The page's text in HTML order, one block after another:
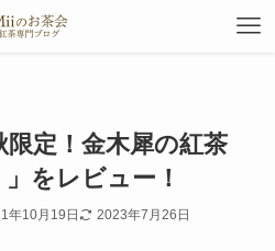
定！金木犀の紅茶
」をレビュー！
年10月19日 2023年7月26日